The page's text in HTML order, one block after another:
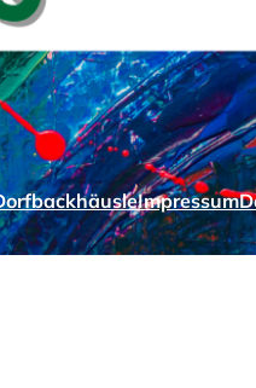
Impressum